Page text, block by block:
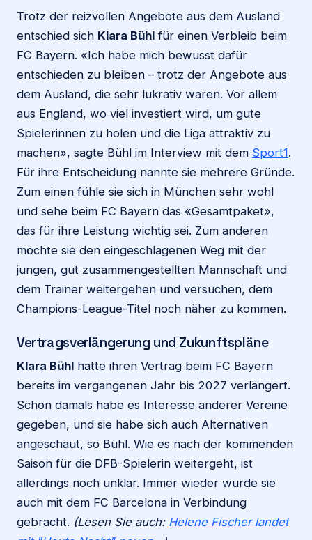
Trotz der reizvollen Angebote aus dem Ausland
entschied sich Klara Bühl für einen Verbleib beim
FC Bayern. «Ich habe mich bewusst dafür
entschieden zu bleiben – trotz der Angebote aus
dem Ausland, die sehr lukrativ waren. Vor allem
aus England, wo viel investiert wird, um gute
Spielerinnen zu holen und die Liga attraktiv zu
machen», sagte Bühl im Interview mit dem Sport1.
Für ihre Entscheidung nannte sie mehrere Gründe.
Zum einen fühle sie sich in München sehr wohl
und sehe beim FC Bayern das «Gesamtpaket»,
das für ihre Leistung wichtig sei. Zum anderen
möchte sie den eingeschlagenen Weg mit der
jungen, gut zusammengestellten Mannschaft und
dem Trainer weitergehen und versuchen, dem
Champions-League-Titel noch näher zu kommen.
Vertragsverlängerung und Zukunftspläne
Klara Bühl hatte ihren Vertrag beim FC Bayern
bereits im vergangenen Jahr bis 2027 verlängert.
Schon damals habe es Interesse anderer Vereine
gegeben, und sie habe sich auch Alternativen
angeschaut, so Bühl. Wie es nach der kommenden
Saison für die DFB-Spielerin weitergeht, ist
allerdings noch unklar. Immer wieder wurde sie
auch mit dem FC Barcelona in Verbindung
gebracht. (Lesen Sie auch: Helene Fischer landet